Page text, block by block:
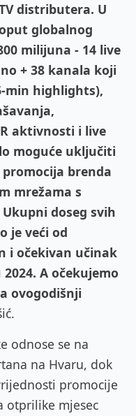
distributera. U
globalnog
milijuna - 14 live
+ 38 kanala koji
min highlights),
aktivnosti i live
moguće uključiti
brenda
mrežama s
doseg svih
je veći od
i očekivan učinak
A očekujemo
ovogodišnji
odnose se na
na Hvaru, dok
promocije
otprilike mjesec